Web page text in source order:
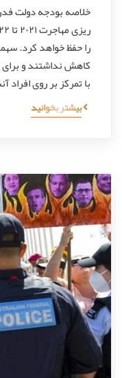
را حفظ خواهد کرد.
با تمرکز بر روی افراد
بیشتر بخوانید